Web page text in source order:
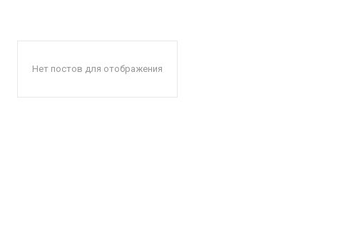
Нет постов для отображения